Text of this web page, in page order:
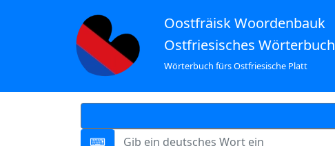
Oostfräisk Woordenbauk
Ostfriesisches Wörterbuch
Wörterbuch fürs Ostfriesische Platt